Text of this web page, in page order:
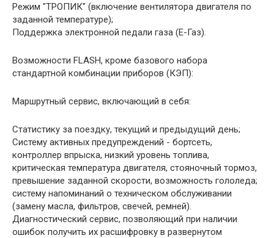
Режим "ТРОПИК" (включение вентилятора двигателя по
заданной температуре);
Поддержка электронной педали газа (Е-Газ).
Возможности FLASH, кроме базового набора
стандартной комбинации приборов (КЭП):
Маршрутный сервис, включающий в себя:
Статистику за поездку, текущий и предыдущий день;
Систему активных предупреждений - бортсеть,
контроллер впрыска, низкий уровень топлива,
критическая температура двигателя, стояночный тормоз,
превышение заданной скорости, возможность гололеда;
систему напоминаний о техническом обслуживании
(замену масла, фильтров, свечей, ремней).
Диагностический сервис, позволяющий при наличии
ошибок получить их расшифровку в развернутом